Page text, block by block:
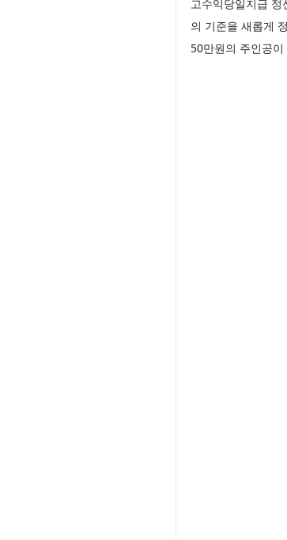
고수익당일지급
의 기준을 새롭게
50만원의 주인공